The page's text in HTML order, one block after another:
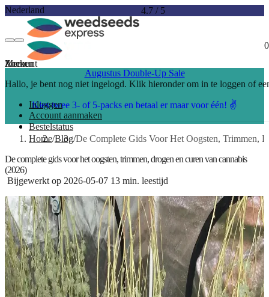
Nederland 4.7 /5
0
Account
Hallo, je bent nog niet ingelogd. Klik hieronder om in te loggen of
Inloggen
Account aanmaken
Bestelstatus
Menu
Zoeken
Augustus Double-Up Sale
Kies twee 3- of 5-packs en betaal er maar voor één! ✌️
Home Blog De Complete Gids Voor Het Oogsten, Trimmen,
De complete gids voor het oogsten, trimmen, drogen en curen van cannabis
(2026)
Bijgewerkt op 2026-05-07 13 min. leestijd